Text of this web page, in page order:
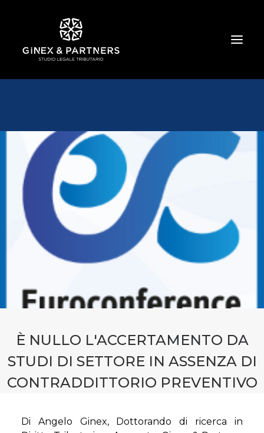
CHI SIAMO
TRIBUTARIO E PENALE TRIBUTARIO
GESTIONE E PROTEZIONE DEL PATRIMONIO
SOCIETARIO E CONTRATTUALISTICA
COMMERCIO INTERNAZIONALE
BANCARIO E FINANZIARIO
NEWS ED EVENTI
È NULLO L'ACCERTAMENTO DA
STUDI DI SETTORE IN ASSENZA DI
CONTRADDITTORIO PREVENTIVO
Di Angelo Ginex, Dottorando di ricerca in